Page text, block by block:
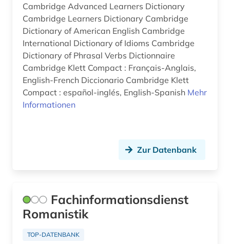
Cambridge Advanced Learners Dictionary
Cambridge Learners Dictionary Cambridge
Dictionary of American English Cambridge
International Dictionary of Idioms Cambridge
Dictionary of Phrasal Verbs Dictionnaire
Cambridge Klett Compact : Français-Anglais,
English-French Diccionario Cambridge Klett
Compact : español-inglés, English-Spanish Mehr
Informationen
Zur Datenbank
Fachinformationsdienst
Romanistik
TOP-DATENBANK